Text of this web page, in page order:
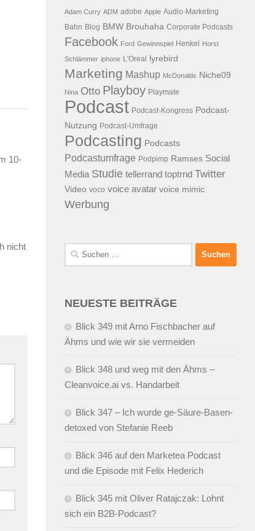
10-
nicht
Adam Curry ADM adobe Apple Audio-Marketing
Bahn Blog BMW Brouhaha Corporate Podcasts
Facebook Ford Gewinnspiel Henkel Horst
Schlämmer iphone L'Oreal lyrebird
Marketing Mashup McDonalds Niche09
Nina Otto Playboy Playmate
Podcast Podcast-Kongress Podcast-
Nutzung Podcast-Umfrage
Podcasting Podcasts
Podcastumfrage Podpimp Ramses Social
Media Studie tellerrand toptrnd Twitter
Video voco voice avatar voice mimic
Werbung
Suchen
nach:
NEUESTE BEITRÄGE
Blick 349 mit Arno Fischbacher auf
Ähms und wie wir sie vermeiden
Blick 348 und weg mit den Ähms –
Cleanvoice.ai vs. Handarbeit
Blick 347 – Ich wurde ge-Säure-Basen-
detoxed von Stefanie Reeb
Blick 346 auf den Marketea Podcast
und die Episode mit Felix Hederich
Blick 345 mit Oliver Ratajczak: Lohnt
sich ein B2B-Podcast?